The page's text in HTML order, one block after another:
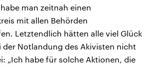
man zeitnah einen
mit allen Behörden
Letztendlich hätten alle viel Glück
der Notlandung des Akivisten nicht
„Ich habe für solche Aktionen, die